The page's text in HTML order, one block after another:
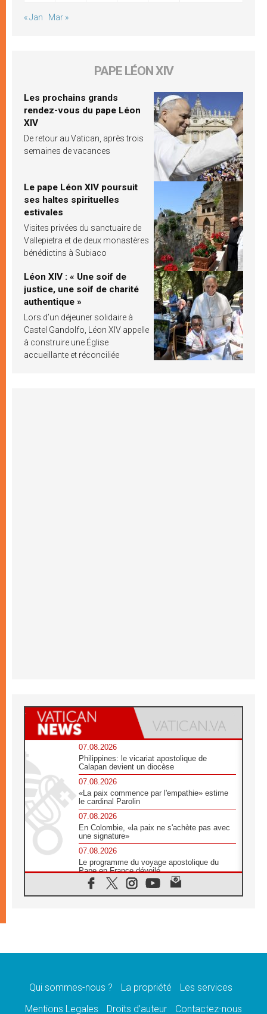
« Jan Mar »
PAPE LÉON XIV
Les prochains grands
rendez-vous du pape Léon
XIV
De retour au Vatican, après trois
semaines de vacances
Le pape Léon XIV poursuit
ses haltes spirituelles
estivales
Visites privées du sanctuaire de
Vallepietra et de deux monastères
bénédictins à Subiaco
Léon XIV : « Une soif de
justice, une soif de charité
authentique »
Lors d’un déjeuner solidaire à
Castel Gandolfo, Léon XIV appelle
à construire une Église
accueillante et réconciliée
07.08.2026
Philippines: le vicariat apostolique de
Calapan devient un diocèse
07.08.2026
«La paix commence par l'empathie» estime
le cardinal Parolin
07.08.2026
En Colombie, «la paix ne s'achète pas avec
une signature»
07.08.2026
Le programme du voyage apostolique du
Pape en France dévoilé
07.08.2026
1ère Conférence continentale sur l'éducation
07.08.2026
07.08.2026
lancement des «dix jours de prière pour la
Qui sommes-nous ? La propriété
Les services
Mentions Legales
Droits d’auteur Contactez-nous